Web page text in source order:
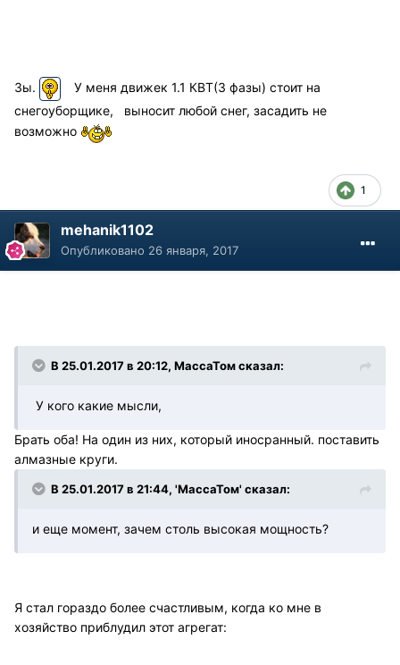
Зы.
У меня движек 1.1 КВТ(3 фазы) стоит на
снегоуборщике, выносит любой снег, засадить не
возможно
1
mehanik1102
Опубликовано 26 января, 2017
В 25.01.2017 в 20:12, МассаТом сказал:
У кого какие мысли,
Брать оба! На один из них, который иносранный. поставить
алмазные круги.
В 25.01.2017 в 21:44, 'МассаТом' сказал:
и еще момент, зачем столь высокая мощность?
Я стал гораздо более счастливым, когда ко мне в
хозяйство приблудил этот агрегат: